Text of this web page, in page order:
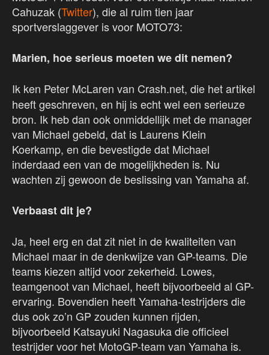
Cahuzak (Twitter), die al ruim tien jaar
sportverslaggever is voor MOTO73:
Marien, hoe serieus moeten we dit nemen?
Ik ken Peter McLaren van Crash.net, die het artikel
heeft geschreven, en hij is echt wel een serieuze
bron. Ik heb dan ook onmiddellijk met de manager
van Michael gebeld, dat is Laurens Klein
Koerkamp, en die bevestigde dat Michael
inderdaad een van de mogelijkheden is. Nu
wachten zij gewoon de beslissing van Yamaha af.
Verbaast dit je?
Ja, heel erg en dat zit niet in de kwaliteiten van
Michael maar in de denkwijze van GP-teams. Die
teams kiezen altijd voor zekerheid. Lowes,
teamgenoot van Michael, heeft bijvoorbeeld al GP-
ervaring. Bovendien heeft Yamaha-testrijders die
dus ook zo’n GP zouden kunnen rijden,
bijvoorbeeld Katsayuki Nagasuka die officieel
testrijder voor het MotoGP-team van Yamaha is.